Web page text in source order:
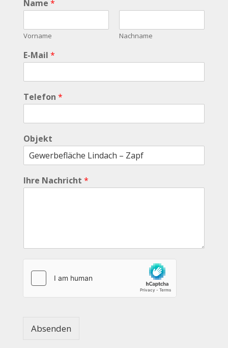
Name *
Vorname Nachname
E-Mail *
Telefon *
Objekt
Ihre Nachricht *
Absenden